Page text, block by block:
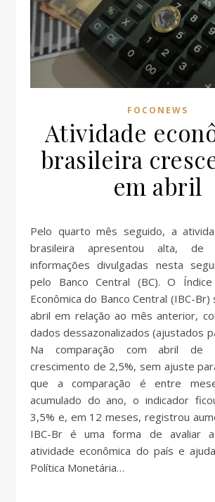
FOCONEWS
Atividade
brasileira
em abril
Pelo quarto mês seguido, a atividade econômica
brasileira apresentou alta, de
informações divulgadas nesta
pelo Banco Central (BC). O
Econômica do Banco Central (IBC-Br)
abril em relação ao mês anterior,
dados dessazonalizados (ajustados
Na comparação com abril de
crescimento de 2,5%, sem ajuste
que a comparação é entre
acumulado do ano, o indicador
3,5% e, em 12 meses, registrou
IBC-Br é uma forma de avaliar
atividade econômica do país e
Política Monetária…